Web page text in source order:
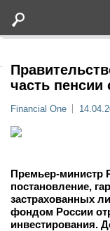
Статьи
Lifestyle
часть пенсии
Financial One
Премьер-министр
постановление,
застрахованных
фондом России
инвестирования.